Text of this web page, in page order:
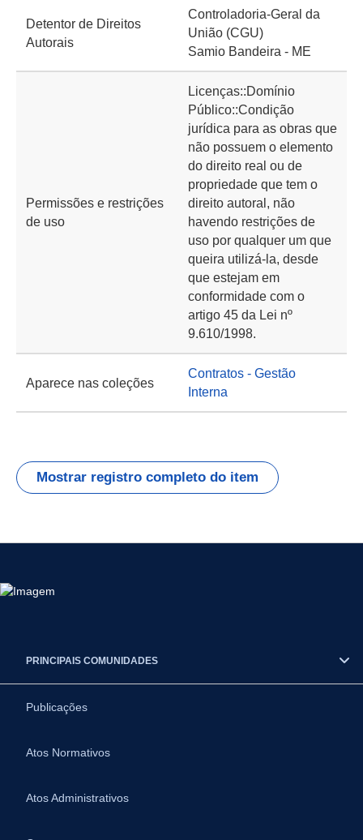
Detentor de Direitos
Autorais
Controladoria-Geral da
União (CGU)
Samio Bandeira - ME
Permissões e restrições
de uso
Licenças::Domínio
Público::Condição
jurídica para as obras que
não possuem o elemento
do direito real ou de
propriedade que tem o
direito autoral, não
havendo restrições de
uso por qualquer um que
queira utilizá-la, desde
que estejam em
conformidade com o
artigo 45 da Lei nº
9.610/1998.
Aparece nas coleções
Contratos - Gestão
Interna
Mostrar registro completo do item
PRINCIPAIS COMUNIDADES
Publicações
Atos Normativos
Atos Administrativos